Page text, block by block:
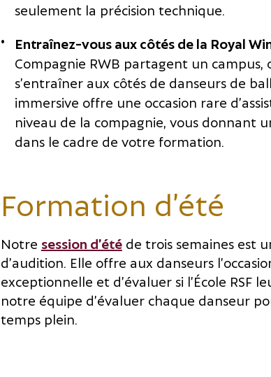
seulement la précision technique.
Entraînez-vous aux côtés de la Royal
Compagnie RWB partagent un
s’entraîner aux côtés de danseurs de
immersive offre une occasion rare
niveau de la compagnie, vous donnant
dans le cadre de votre formation.
Formation d’été
Notre session d’étéde trois semaines est
d’audition. Elle offre aux danseurs
exceptionnelle et d’évaluer si l’École RSF
notre équipe d’évaluer chaque danseur
temps plein.